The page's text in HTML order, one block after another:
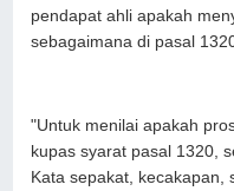
pendapat ahli apakah
sebagaimana di pasal
"Untuk menilai apakah
kupas syarat pasal 1320,
Kata sepakat, kecakapan,